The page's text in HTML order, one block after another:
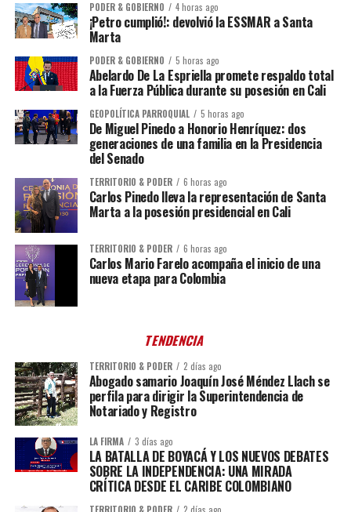
PODER & GOBIERNO 4 horas ago
¡Petro cumplió!: devolvió la ESSMAR a Santa
Marta
PODER & GOBIERNO 5 horas ago
Abelardo De La Espriella promete respaldo total
a la Fuerza Pública durante su posesión en Cali
GEOPOLÍTICA PARROQUIAL 5 horas ago
De Miguel Pinedo a Honorio Henríquez: dos
generaciones de una familia en la Presidencia
del Senado
TERRITORIO & PODER 6 horas ago
Carlos Pinedo lleva la representación de Santa
Marta a la posesión presidencial en Cali
TERRITORIO & PODER 6 horas ago
Carlos Mario Farelo acompaña el inicio de una
nueva etapa para Colombia
TENDENCIA
TERRITORIO & PODER 2 días ago
Abogado samario Joaquín José Méndez Llach se
perfila para dirigir la Superintendencia de
Notariado y Registro
LA FIRMA 3 días ago
LA BATALLA DE BOYACÁ Y LOS NUEVOS DEBATES
SOBRE LA INDEPENDENCIA: UNA MIRADA
CRÍTICA DESDE EL CARIBE COLOMBIANO
TERRITORIO & PODER 2 días ago